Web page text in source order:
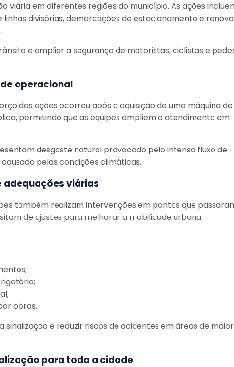
viária em diferentes regiões do município. As ações
divisórias, demarcações de estacionamento e
e ampliar a segurança de motoristas, ciclistas e
operacional
das ações ocorreu após a aquisição de uma máquina de
permitindo que as equipes ampliem o atendimento em
desgaste natural provocado pelo intenso fluxo de
pelas condições climáticas.
adequações viárias
também realizam intervenções em pontos que
de ajustes para melhorar a mobilidade urbana.
obras.
e reduzir riscos de acidentes em áreas de maior
para toda a cidade